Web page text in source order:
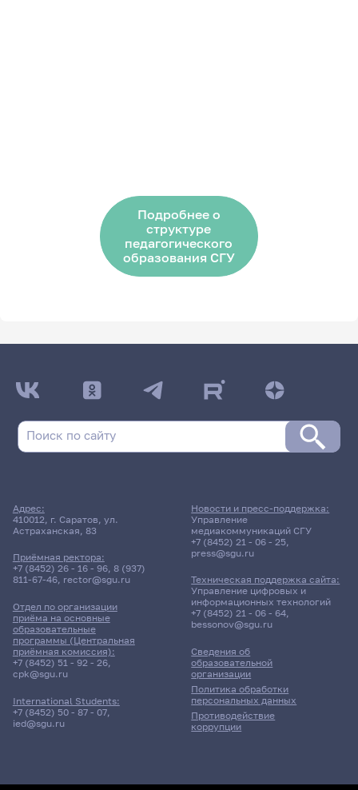
Подробнее о
структуре
педагогического
образования СГУ
Адрес:
410012, г. Саратов, ул.
Астраханская, 83
Приёмная ректора:
+7 (8452) 26 - 16 - 96, 8 (937)
811-67-46, rector@sgu.ru
Отдел по организации
приёма на основные
образовательные
программы (Центральная
приёмная комиссия):
+7 (8452) 51 - 92 - 26,
cpk@sgu.ru
International Students:
+7 (8452) 50 - 87 - 07,
ied@sgu.ru
Сведения об
образовательной
организации
Политика обработки
персональных данных
Противодействие
коррупции
Новости и пресс-поддержка:
Управление
медиакоммуникаций СГУ
+7 (8452) 21 - 06 - 25,
press@sgu.ru
Техническая поддержка сайта:
Управление цифровых и
информационных технологий
+7 (8452) 21 - 06 - 64,
bessonov@sgu.ru